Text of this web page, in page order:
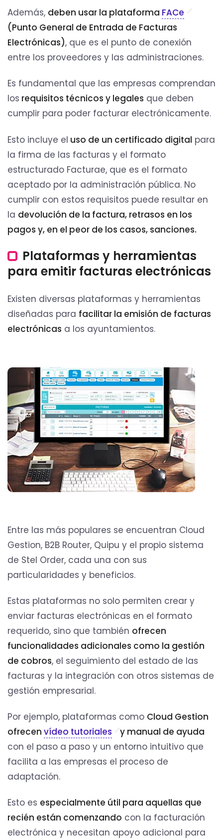
Además, deben usar la plataforma FACe
(Punto General de Entrada de Facturas
Electrónicas), que es el punto de conexión
entre los proveedores y las administraciones.
Es fundamental que las empresas comprendan
los requisitos técnicos y legales que deben
cumplir para poder facturar electrónicamente.
Esto incluye el uso de un certificado digital para
la firma de las facturas y el formato
estructurado Facturae, que es el formato
aceptado por la administración pública. No
cumplir con estos requisitos puede resultar en
la devolución de la factura, retrasos en los
pagos y, en el peor de los casos, sanciones.
Plataformas y herramientas
para emitir facturas electrónicas
Existen diversas plataformas y herramientas
diseñadas para facilitar la emisión de facturas
electrónicas a los ayuntamientos.
Entre las más populares se encuentran Cloud
Gestion, B2B Router, Quipu y el propio sistema
de Stel Order, cada una con sus
particularidades y beneficios.
Estas plataformas no solo permiten crear y
enviar facturas electrónicas en el formato
requerido, sino que también ofrecen
funcionalidades adicionales como la gestión
de cobros, el seguimiento del estado de las
facturas y la integración con otros sistemas de
gestión empresarial.
Por ejemplo, plataformas como Cloud Gestion
ofrecen vídeo tutoriales y manual de ayuda
con el paso a paso y un entorno intuitivo que
facilita a las empresas el proceso de
adaptación.
Esto es especialmente útil para aquellas que
recién están comenzando con la facturación
electrónica y necesitan apoyo adicional para